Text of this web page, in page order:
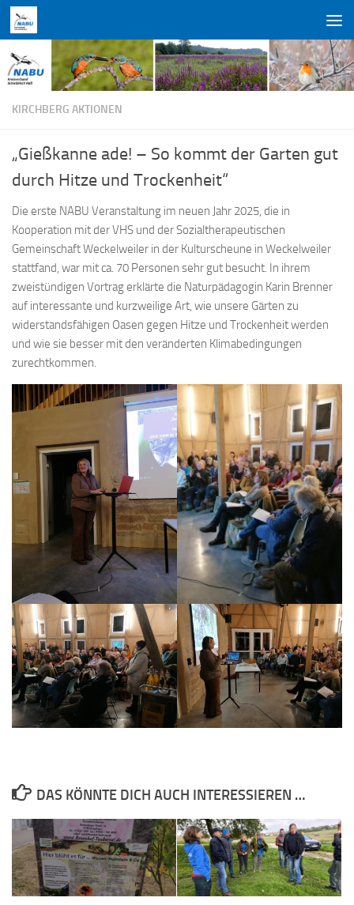
Zum Inhalt springen
KIRCHBERG AKTIONEN
„Gießkanne ade! – So kommt der Garten gut
durch Hitze und Trockenheit“
Die erste NABU Veranstaltung im neuen Jahr 2025, die in
Kooperation mit der VHS und der Sozialtherapeutischen
Gemeinschaft Weckelweiler in der Kulturscheune in Weckelweiler
stattfand, war mit ca. 70 Personen sehr gut besucht. In ihrem
zweistündigen Vortrag erklärte die Naturpädagogin Karin Brenner
auf interessante und kurzweilige Art, wie unsere Gärten zu
widerstandsfähigen Oasen gegen Hitze und Trockenheit werden
und wie sie besser mit den veränderten Klimabedingungen
zurechtkommen.
DAS KÖNNTE DICH AUCH INTERESSIEREN …